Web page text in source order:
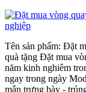
Tên sản phẩm: Đặt
quà tặng Đặt mua
năm kinh nghiêm
ngay trong ngày
mắn trưng bày -